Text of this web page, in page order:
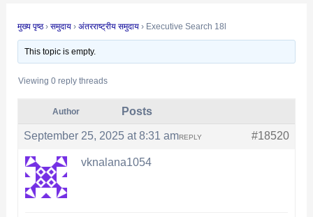
मुख्य पृष्ठ › समुदाय › अंतरराष्ट्रीय समुदाय › Executive Search 18l
This topic is empty.
Viewing 0 reply threads
Author Posts
September 25, 2025 at 8:31 am #18520
REPLY
vknalana1054